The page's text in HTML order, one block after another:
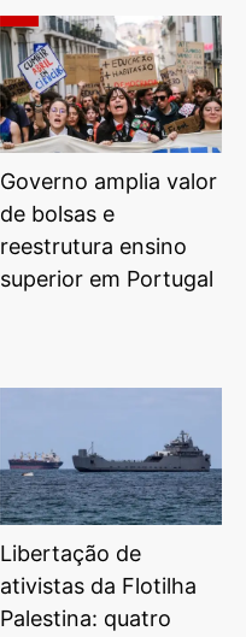
Governo amplia valor
de bolsas e
reestrutura ensino
superior em Portugal
Libertação de
ativistas da Flotilha
Palestina: quatro